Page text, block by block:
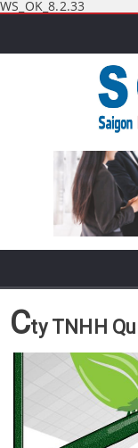
WS_OK_8.2.33
Cty TNHH